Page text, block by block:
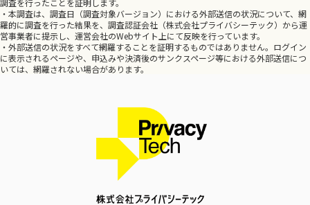
・本調査は、調査日（調査対象バージョン）における外部送信の状況について、網
羅的に調査を行った結果を、調査認証会社（株式会社プライバシーテック）から運
営事業者に提示し、運営会社のWebサイト上にて反映を行っています。
・外部送信の状況をすべて網羅することを証明するものではありません。ログイン
に表示されるページや、申込みや決済後のサンクスページ等における外部送信につ
いては、網羅されない場合があります。